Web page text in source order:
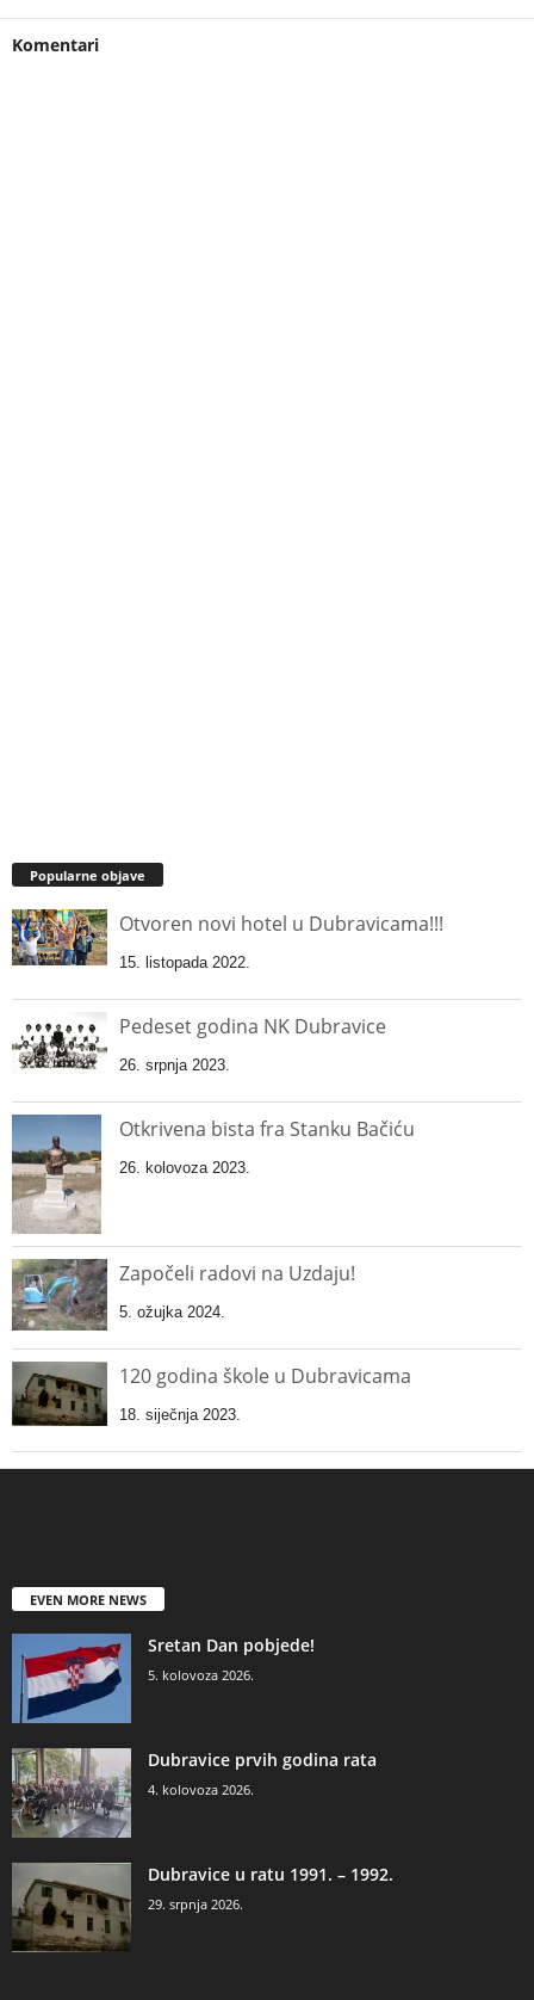
Komentari
Popularne objave
Otvoren novi hotel u Dubravicama!!!
15. listopada 2022.
Pedeset godina NK Dubravice
26. srpnja 2023.
Otkrivena bista fra Stanku Bačiću
26. kolovoza 2023.
Započeli radovi na Uzdaju!
5. ožujka 2024.
120 godina škole u Dubravicama
18. siječnja 2023.
EVEN MORE NEWS
Sretan Dan pobjede!
5. kolovoza 2026.
Dubravice prvih godina rata
4. kolovoza 2026.
Dubravice u ratu 1991. – 1992.
29. srpnja 2026.